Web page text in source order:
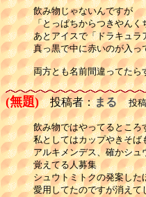
飲み物じゃないんですが
「とっぱちからつきやん
あとアイスで「ドラキュラ
真っ黒で中に赤いのが入っ
両方とも名前間違ってたら
(無題)投稿者：まる 投稿
飲み物ではやってるところ
私としてはカップやきそば
アルキメンデス、確かシ
覚えてる人募集
シュウトミトクの発案し
愛用してたのですが消えて